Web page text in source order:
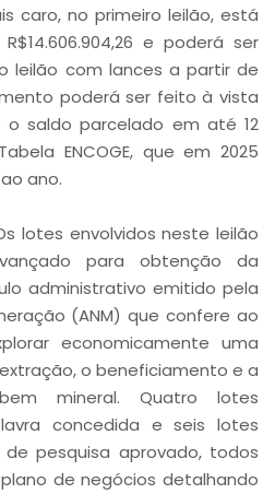
caro, no primeiro leilão, está
e poderá ser
leilão com lances a partir de
poderá ser feito à vista
saldo parcelado em até 12
ENCOGE, que em 2025
ano.
lotes envolvidos neste leilão
para obtenção da
administrativo emitido pela
(ANM) que confere ao
economicamente uma
o beneficiamento e a
mineral. Quatro lotes
concedida e seis lotes
pesquisa aprovado, todos
de negócios detalhando